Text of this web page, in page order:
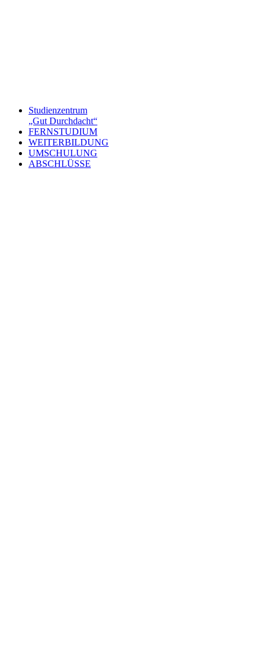
Studienzentrum
„Gut Durchdacht“
FERNSTUDIUM
WEITERBILDUNG
UMSCHULUNG
ABSCHLÜSSE